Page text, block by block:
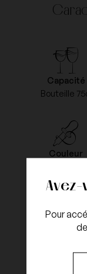
Avez-
Pour
Capacité
Bouteille
Couleur